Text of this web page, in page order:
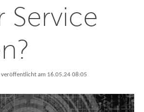
Service
veröffentlicht am 16.05.24 08:05